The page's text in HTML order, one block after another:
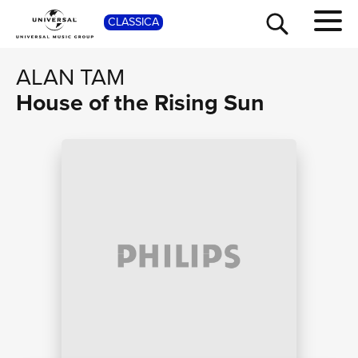
CLASSICA
ALAN TAM
House of the Rising Sun
SHOP
TOUR